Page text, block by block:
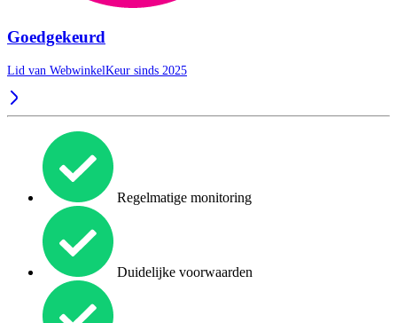
Goedgekeurd
Lid van WebwinkelKeur sinds 2025
Regelmatige monitoring
Duidelijke voorwaarden